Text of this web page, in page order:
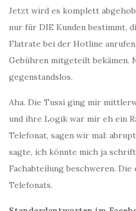
Jetzt wird es komplett
nur für DIE Kunden bestimmt,
Flatrate bei der Hotline
Gebühren mitgeteilt bekämen.
gegenstandslos.
Aha. Die Tussi ging mir
und ihre Logik war mir eh ein
Telefonat, sagen wir mal:
sagte, ich könnte mich ja
Fachabteilung beschweren.
Telefonats.